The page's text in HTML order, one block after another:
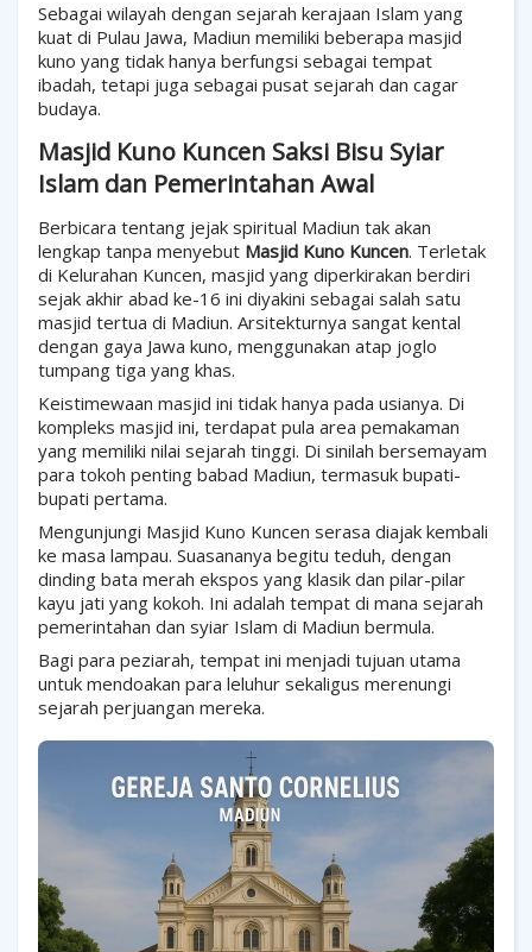
Sebagai wilayah dengan sejarah kerajaan Islam yang
kuat di Pulau Jawa, Madiun memiliki beberapa masjid
kuno yang tidak hanya berfungsi sebagai tempat
ibadah, tetapi juga sebagai pusat sejarah dan cagar
budaya.
Masjid Kuno Kuncen Saksi Bisu Syiar
Islam dan Pemerintahan Awal
Berbicara tentang jejak spiritual Madiun tak akan
lengkap tanpa menyebut Masjid Kuno Kuncen. Terletak
di Kelurahan Kuncen, masjid yang diperkirakan berdiri
sejak akhir abad ke-16 ini diyakini sebagai salah satu
masjid tertua di Madiun. Arsitekturnya sangat kental
dengan gaya Jawa kuno, menggunakan atap joglo
tumpang tiga yang khas.
Keistimewaan masjid ini tidak hanya pada usianya. Di
kompleks masjid ini, terdapat pula area pemakaman
yang memiliki nilai sejarah tinggi. Di sinilah bersemayam
para tokoh penting babad Madiun, termasuk bupati-
bupati pertama.
Mengunjungi Masjid Kuno Kuncen serasa diajak kembali
ke masa lampau. Suasananya begitu teduh, dengan
dinding bata merah ekspos yang klasik dan pilar-pilar
kayu jati yang kokoh. Ini adalah tempat di mana sejarah
pemerintahan dan syiar Islam di Madiun bermula.
Bagi para peziarah, tempat ini menjadi tujuan utama
untuk mendoakan para leluhur sekaligus merenungi
sejarah perjuangan mereka.